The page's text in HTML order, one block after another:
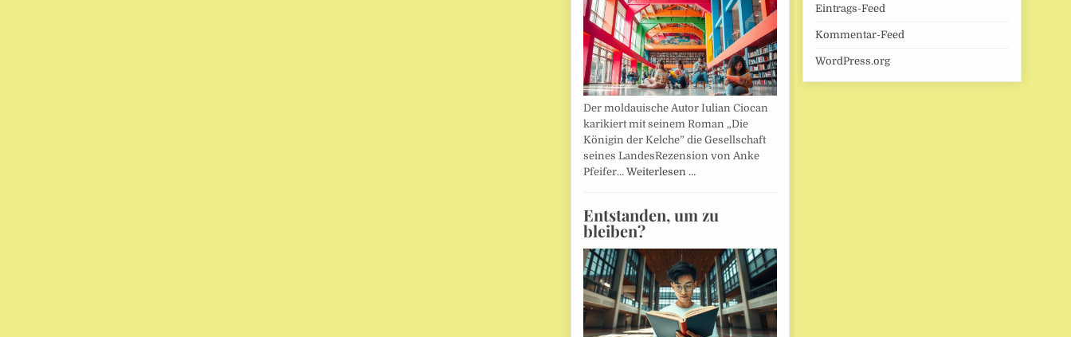
Der moldauische Autor Iulian Ciocan
karikiert mit seinem Roman „Die
Königin der Kelche” die Gesellschaft
seines LandesRezension von Anke
Pfeifer… Weiterlesen …
Entstanden, um zu
bleiben?
Eintrags-Feed
Kommentar-Feed
WordPress.org